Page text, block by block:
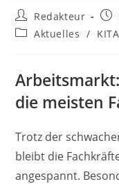
Beitrags-
Autor:
Redakteur
Beitrags-
Aktuelles / KITA
die meisten
Trotz der
bleibt die
angespannt.